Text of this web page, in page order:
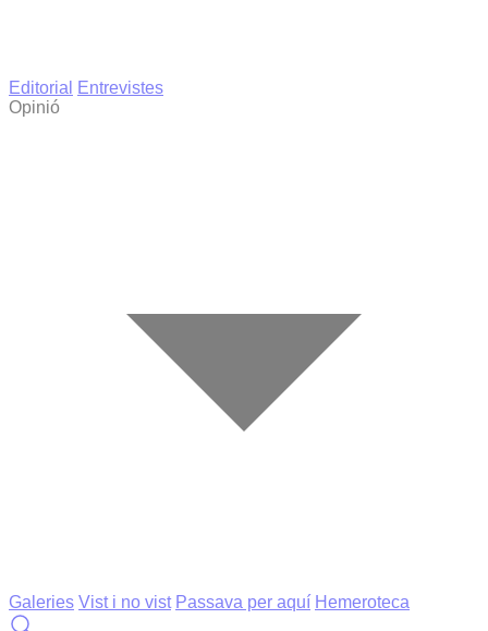
Editorial
Entrevistes
Opinió
Galeries Vist i no vist Passava per aquí Hemeroteca